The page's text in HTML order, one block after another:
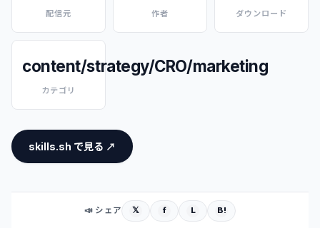
配信元 作者 ダウンロード
content/strategy/CRO/marketing
カテゴリ
skills.sh で見る ↗
📣 シェア 𝕏 f L B!